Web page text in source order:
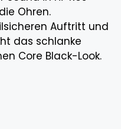
Ohren.
Auftritt und
das schlanke
Core Black-Look.